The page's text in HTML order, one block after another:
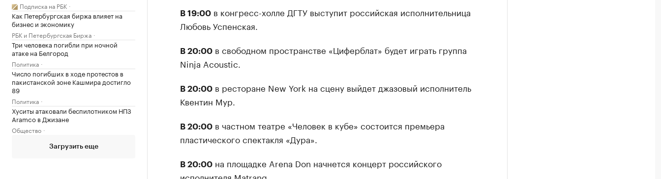
Подписка на РБК
Как Петербургская биржа влияет на
бизнес и экономику
РБК и Петербургская Биржа
Три человека погибли при ночной
атаке на Белгород
Политика
Число погибших в ходе протестов в
пакистанской зоне Кашмира достигло
89
Политика
Хуситы атаковали беспилотником НПЗ
Aramco в Джизане
Общество
Загрузить еще
В 19:00в конгресс-холле ДГТУ выступит российская исполнительница
Любовь Успенская.
В 20:00в свободном пространстве «Циферблат» будет играть группа
Ninja Acoustic.
В 20:00в ресторане New York на сцену выйдет джазовый исполнитель
Квентин Мур.
В 20:00в частном театре «Человек в кубе» состоится премьера
пластического спектакля «Дура».
В 20:00на площадке Arena Don начнется концерт российского